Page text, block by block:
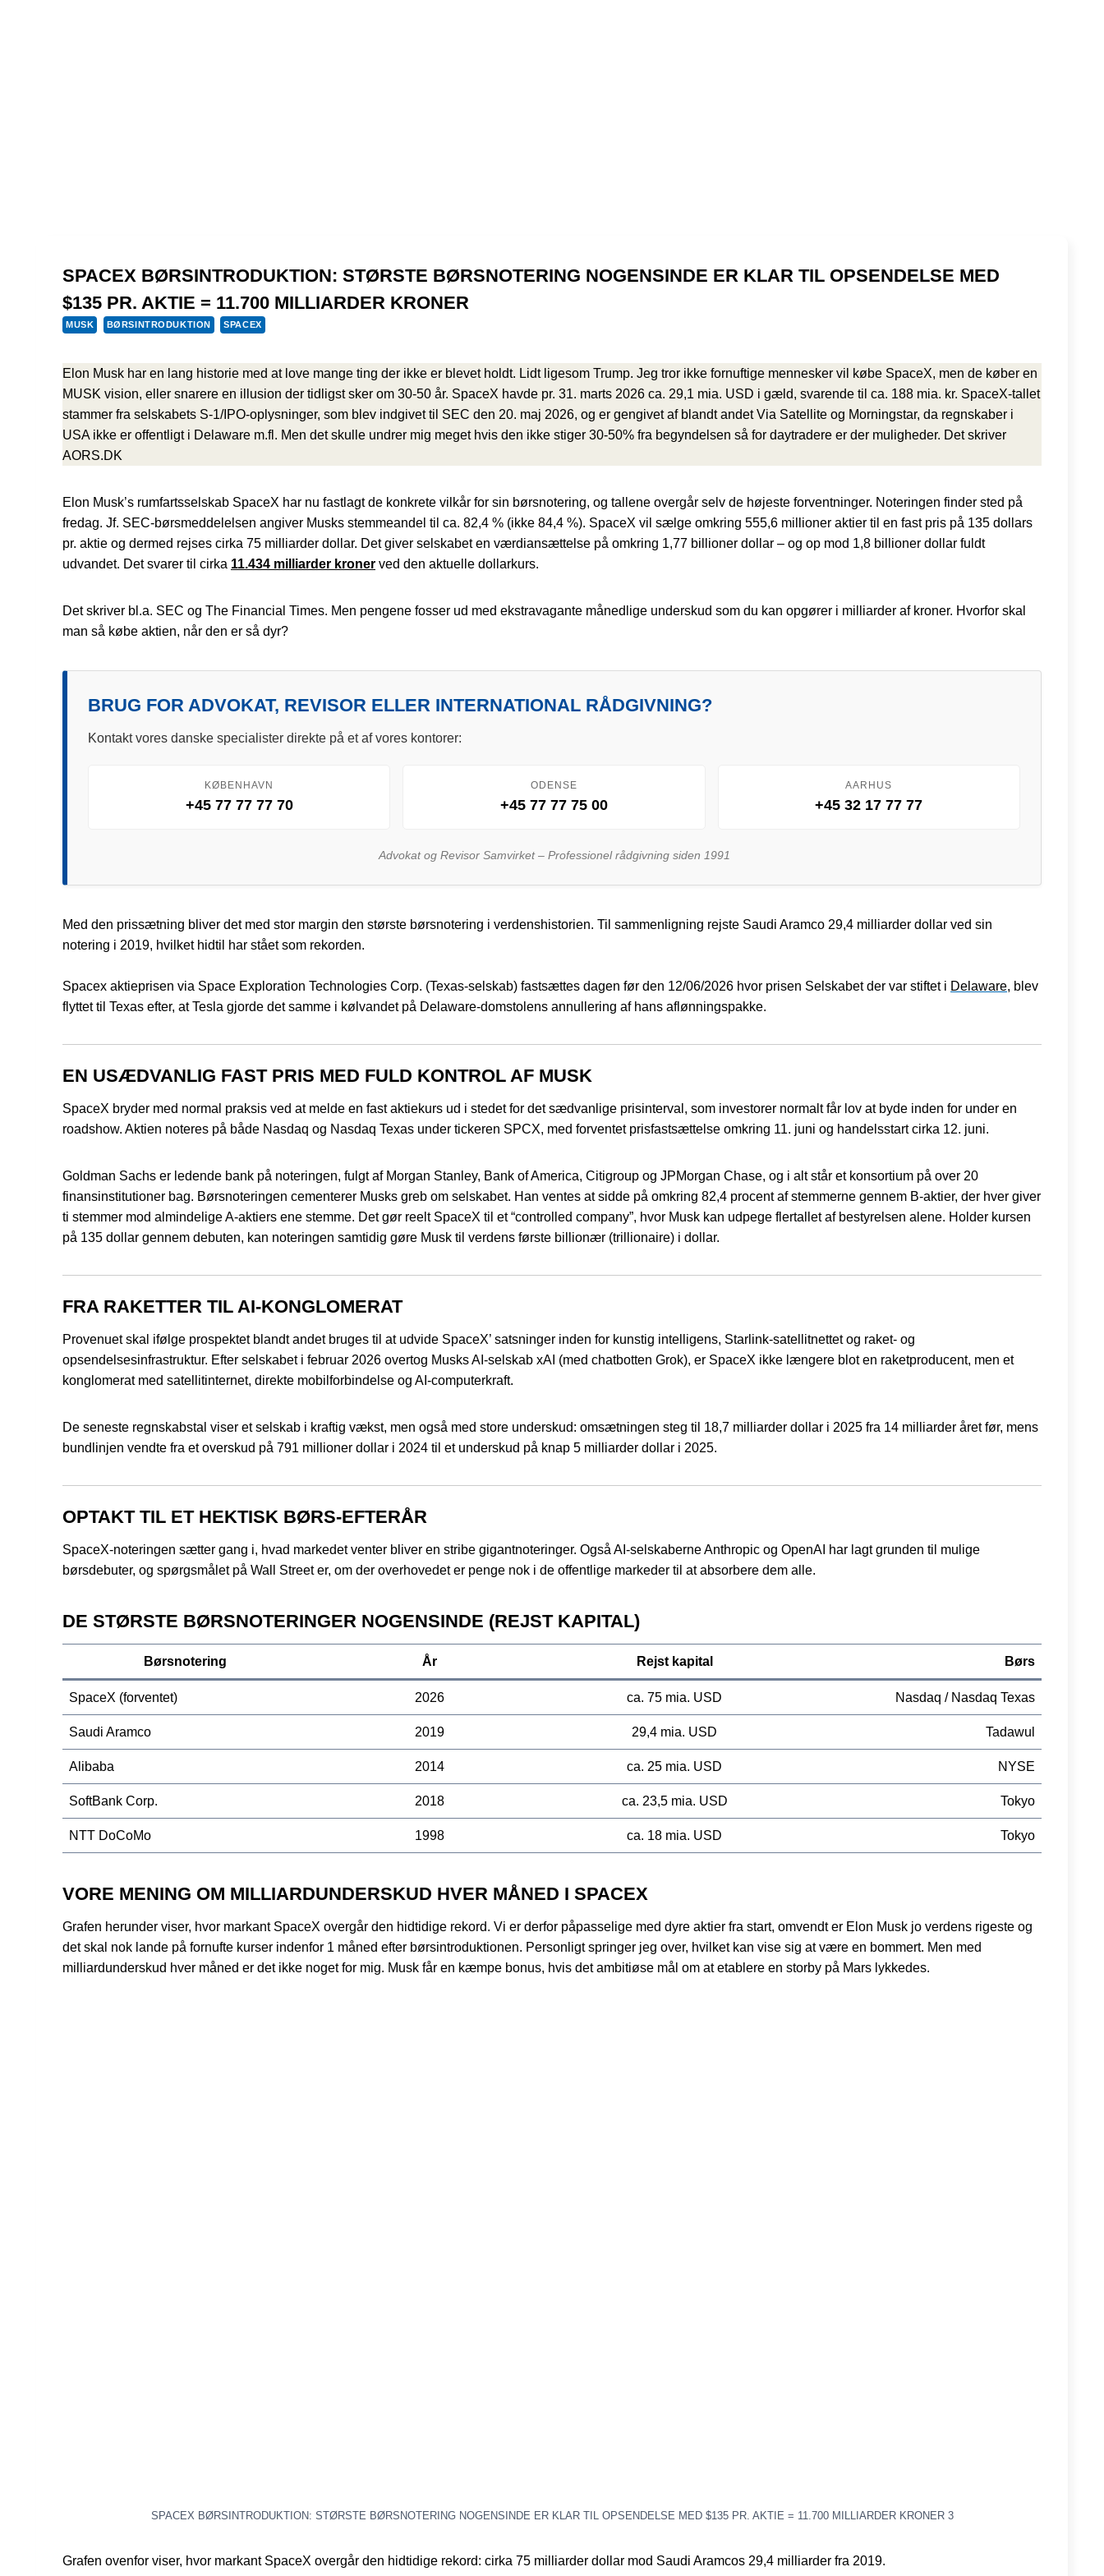
SPACEX BØRSINTRODUKTION: STØRSTE BØRSNOTERING NOGENSINDE ER KLAR TIL OPSENDELSE MED
$135 PR. AKTIE = 11.700 MILLIARDER KRONER
MUSK BØRSINTRODUKTION SPACEX
Elon Musk har en lang historie med at love mange ting der ikke er blevet holdt. Lidt ligesom Trump. Jeg tror ikke fornuftige mennesker vil købe SpaceX, men de køber en
MUSK vision, eller snarere en illusion der tidligst sker om 30-50 år. SpaceX havde pr. 31. marts 2026 ca. 29,1 mia. USD i gæld, svarende til ca. 188 mia. kr. SpaceX-tallet
stammer fra selskabets S-1/IPO-oplysninger, som blev indgivet til SEC den 20. maj 2026, og er gengivet af blandt andet Via Satellite og Morningstar, da regnskaber i
USA ikke er offentligt i Delaware m.fl. Men det skulle undrer mig meget hvis den ikke stiger 30-50% fra begyndelsen så for daytradere er der muligheder. Det skriver
AORS.DK
Elon Musk’s rumfartsselskab SpaceX har nu fastlagt de konkrete vilkår for sin børsnotering, og tallene overgår selv de højeste forventninger. Noteringen finder sted på
fredag. Jf. SEC-børsmeddelelsen angiver Musks stemmeandel til ca. 82,4 % (ikke 84,4 %). SpaceX vil sælge omkring 555,6 millioner aktier til en fast pris på 135 dollars
pr. aktie og dermed rejses cirka 75 milliarder dollar. Det giver selskabet en værdiansættelse på omkring 1,77 billioner dollar – og op mod 1,8 billioner dollar fuldt
udvandet. Det svarer til cirka 11.434 milliarder kroner ved den aktuelle dollarkurs.
Det skriver bl.a. SEC og The Financial Times. Men pengene fosser ud med ekstravagante månedlige underskud som du kan opgører i milliarder af kroner. Hvorfor skal
man så købe aktien, når den er så dyr?
BRUG FOR ADVOKAT, REVISOR ELLER INTERNATIONAL RÅDGIVNING?
Kontakt vores danske specialister direkte på et af vores kontorer:
KØBENHAVN
+45 77 77 77 70
ODENSE
+45 77 77 75 00
AARHUS
+45 32 17 77 77
Advokat og Revisor Samvirket – Professionel rådgivning siden 1991
Med den prissætning bliver det med stor margin den største børsnotering i verdenshistorien. Til sammenligning rejste Saudi Aramco 29,4 milliarder dollar ved sin
notering i 2019, hvilket hidtil har stået som rekorden.
Spacex aktieprisen via Space Exploration Technologies Corp. (Texas-selskab) fastsættes dagen før den 12/06/2026 hvor prisen Selskabet der var stiftet i Delaware, blev
flyttet til Texas efter, at Tesla gjorde det samme i kølvandet på Delaware-domstolens annullering af hans aflønningspakke.
EN USÆDVANLIG FAST PRIS MED FULD KONTROL AF MUSK
SpaceX bryder med normal praksis ved at melde en fast aktiekurs ud i stedet for det sædvanlige prisinterval, som investorer normalt får lov at byde inden for under en
roadshow. Aktien noteres på både Nasdaq og Nasdaq Texas under tickeren SPCX, med forventet prisfastsættelse omkring 11. juni og handelsstart cirka 12. juni.
Goldman Sachs er ledende bank på noteringen, fulgt af Morgan Stanley, Bank of America, Citigroup og JPMorgan Chase, og i alt står et konsortium på over 20
finansinstitutioner bag. Børsnoteringen cementerer Musks greb om selskabet. Han ventes at sidde på omkring 82,4 procent af stemmerne gennem B-aktier, der hver giver
ti stemmer mod almindelige A-aktiers ene stemme. Det gør reelt SpaceX til et “controlled company”, hvor Musk kan udpege flertallet af bestyrelsen alene. Holder kursen
på 135 dollar gennem debuten, kan noteringen samtidig gøre Musk til verdens første billionær (trillionaire) i dollar.
FRA RAKETTER TIL AI-KONGLOMERAT
Provenuet skal ifølge prospektet blandt andet bruges til at udvide SpaceX’ satsninger inden for kunstig intelligens, Starlink-satellitnettet og raket- og
opsendelsesinfrastruktur. Efter selskabet i februar 2026 overtog Musks AI-selskab xAI (med chatbotten Grok), er SpaceX ikke længere blot en raketproducent, men et
konglomerat med satellitinternet, direkte mobilforbindelse og AI-computerkraft.
De seneste regnskabstal viser et selskab i kraftig vækst, men også med store underskud: omsætningen steg til 18,7 milliarder dollar i 2025 fra 14 milliarder året før, mens
bundlinjen vendte fra et overskud på 791 millioner dollar i 2024 til et underskud på knap 5 milliarder dollar i 2025.
OPTAKT TIL ET HEKTISK BØRS-EFTERÅR
SpaceX-noteringen sætter gang i, hvad markedet venter bliver en stribe gigantnoteringer. Også AI-selskaberne Anthropic og OpenAI har lagt grunden til mulige
børsdebuter, og spørgsmålet på Wall Street er, om der overhovedet er penge nok i de offentlige markeder til at absorbere dem alle.
DE STØRSTE BØRSNOTERINGER NOGENSINDE (REJST KAPITAL)
Børsnotering År Rejst kapital Børs
SpaceX (forventet) 2026 ca. 75 mia. USD Nasdaq / Nasdaq Texas
Saudi Aramco 2019 29,4 mia. USD Tadawul
Alibaba 2014 ca. 25 mia. USD NYSE
SoftBank Corp. 2018 ca. 23,5 mia. USD Tokyo
NTT DoCoMo 1998 ca. 18 mia. USD Tokyo
VORE MENING OM MILLIARDUNDERSKUD HVER MÅNED I SPACEX
Grafen herunder viser, hvor markant SpaceX overgår den hidtidige rekord. Vi er derfor påpasselige med dyre aktier fra start, omvendt er Elon Musk jo verdens rigeste og
det skal nok lande på fornufte kurser indenfor 1 måned efter børsintroduktionen. Personligt springer jeg over, hvilket kan vise sig at være en bommert. Men med
milliardunderskud hver måned er det ikke noget for mig. Musk får en kæmpe bonus, hvis det ambitiøse mål om at etablere en storby på Mars lykkedes.
SPACEX BØRSINTRODUKTION: STØRSTE BØRSNOTERING NOGENSINDE ER KLAR TIL OPSENDELSE MED $135 PR. AKTIE = 11.700 MILLIARDER KRONER 3
Grafen ovenfor viser, hvor markant SpaceX overgår den hidtidige rekord: cirka 75 milliarder dollar mod Saudi Aramcos 29,4 milliarder fra 2019.